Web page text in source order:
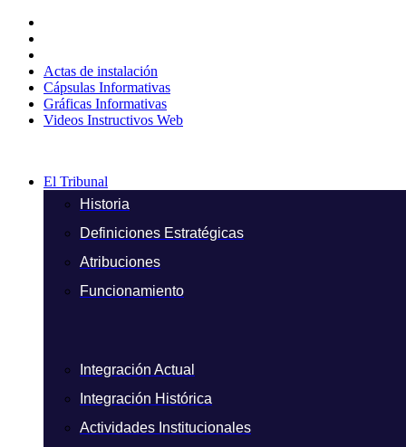
contenido
Actas de instalación
Cápsulas Informativas
Gráficas Informativas
Videos Instructivos Web
El Tribunal
Historia
Definiciones Estratégicas
Atribuciones
Funcionamiento
Integración Actual
Integración Histórica
Actividades Institucionales